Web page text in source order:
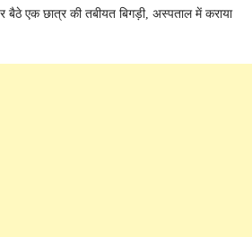
बैठे एक छात्र की तबीयत बिगड़ी, अस्पताल में कराया